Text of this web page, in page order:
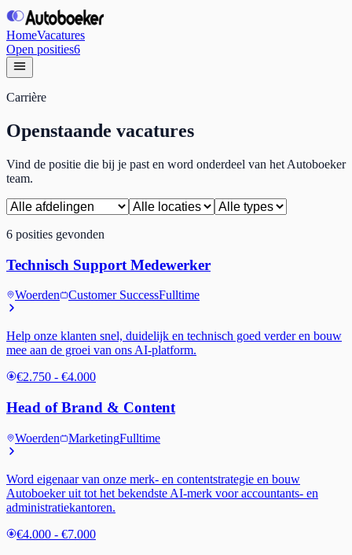
HomeVacatures
Open posities6
Carrière
Openstaande vacatures
Vind de positie die bij je past en word onderdeel van het Autoboeker
team.
6 posities gevonden
Technisch Support Medewerker
Woerden Customer SuccessFulltime
Help onze klanten snel, duidelijk en technisch goed verder en bouw
mee aan de groei van ons AI-platform.
€2.750 - €4.000
Head of Brand & Content
Woerden MarketingFulltime
Word eigenaar van onze merk- en contentstrategie en bouw
Autoboeker uit tot het bekendste AI-merk voor accountants- en
administratiekantoren.
€4.000 - €7.000